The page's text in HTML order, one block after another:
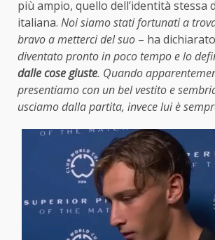
più ampio, quello dell’identità stessa
italiana. Noi siamo stati fortunati a
bravo a metterci del suo – ha
diventato pronto in poco tempo e lo
dalle cose giuste. Quando
presentiamo con un bel vestito e
usciamo dalla partita, invece lui è